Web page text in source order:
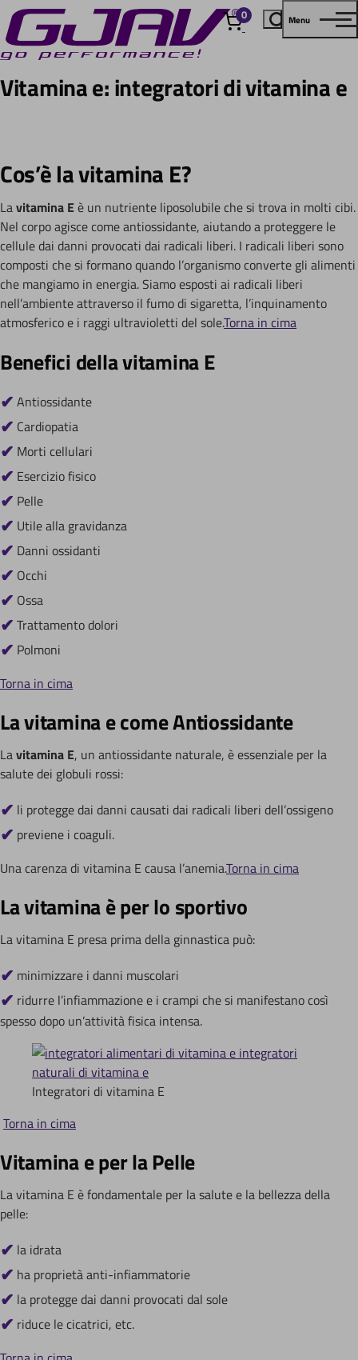
0
elementi
Menu
Vitamina e: integratori di vitamina e
Cos’è la vitamina E?
Lavitamina Eè un nutriente liposolubile che si trova in molti cibi.
Nel corpo agisce come antiossidante, aiutando a proteggere le
cellule dai danni provocati dai radicali liberi. I radicali liberi sono
composti che si formano quando l’organismo converte gli alimenti
che mangiamo in energia. Siamo esposti ai radicali liberi
nell’ambiente attraverso il fumo di sigaretta, l’inquinamento
atmosferico e i raggi ultravioletti del sole.Torna in cima
Benefici della vitamina E
Antiossidante
Cardiopatia
Morti cellulari
Esercizio fisico
Pelle
Utile alla gravidanza
Danni ossidanti
Occhi
Ossa
Trattamento dolori
Polmoni
Torna in cima
La vitamina e come Antiossidante
Lavitamina E, un antiossidante naturale, è essenziale per la
salute dei globuli rossi:
li protegge dai danni causati dai radicali liberi dell’ossigeno
previene i coaguli.
Una carenza di vitamina E causa l’anemia.Torna in cima
La vitamina è per lo sportivo
La vitamina E presa prima della ginnastica può:
minimizzare i danni muscolari
ridurre l’infiammazione e i crampi che si manifestano così
spesso dopo un’attività fisica intensa.
Integratori di vitamina E
Torna in cima
Vitamina e per la Pelle
La vitamina E è fondamentale per la salute e la bellezza della
pelle:
la idrata
ha proprietà anti-infiammatorie
la protegge dai danni provocati dal sole
riduce le cicatrici, etc.